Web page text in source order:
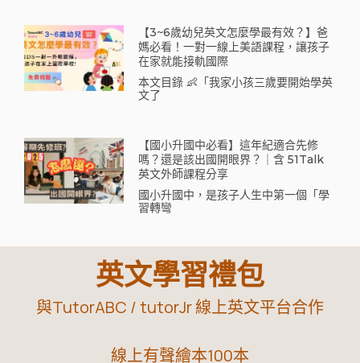
【3~6歲幼兒英文怎麼學最有效？】爸
媽必看！一對一線上美語課程，讓孩子
在家就能接軌國際
本文目錄 👶「我家小孩三歲要開始學英
文了
【國小升國中必看】這年紀適合先修
嗎？還是該出國開眼界？｜含 51Talk
英文外師課程分享
國小升國中，是孩子人生中第一個「學
習轉彎
英文學習禮包
與TutorABC / tutorJr 線上英文平台合作
線上有聲繪本100本